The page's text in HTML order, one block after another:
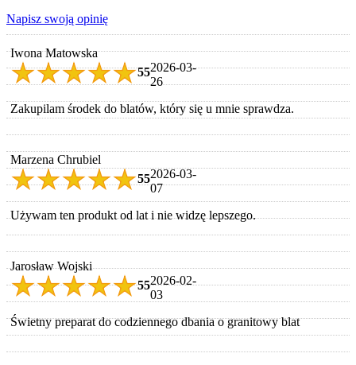
Napisz swoją opinię
Iwona Matowska
552026-03-
26
Zakupilam środek do blatów, który się u mnie sprawdza.
Marzena Chrubiel
552026-03-
07
Używam ten produkt od lat i nie widzę lepszego.
Jarosław Wojski
552026-02-
03
Świetny preparat do codziennego dbania o granitowy blat